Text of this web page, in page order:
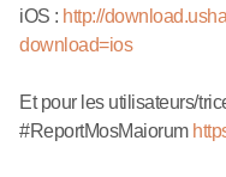
iOS : http://
download=ios
Et pour les utilisateurs/
#ReportMosMaiorum